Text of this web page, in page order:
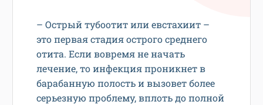
– Острый тубоотит или евстахиит –
это первая стадия острого среднего
отита. Если вовремя не начать
лечение, то инфекция проникнет в
барабанную полость и вызовет более
серьезную проблему, вплоть до полной